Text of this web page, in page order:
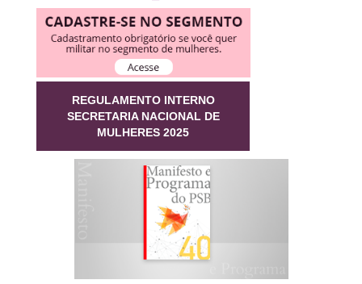
REGULAMENTO INTERNO
SECRETARIA NACIONAL DE
MULHERES 2025